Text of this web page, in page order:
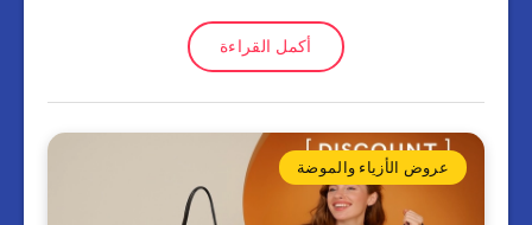
أكمل القراءة
عروض الأزياء والموضة